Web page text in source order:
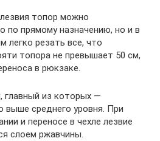
топор можно
по прямому назначению, но и в
легко резать все, что
топора не превышает 50 см,
в рюкзаке.
главный из которых —
выше среднего уровня. При
и переносе в чехле лезвие
слоем ржавчины.